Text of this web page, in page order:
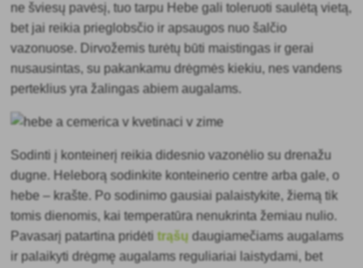
ne šviesų pavėsį, tuo tarpu Hebe gali toleruoti saulėtą vietą,
bet jai reikia prieglobsčio ir apsaugos nuo šalčio
vazonuose. Dirvožemis turėtų būti maistingas ir gerai
nusausintas, su pakankamu drėgmės kiekiu, nes vandens
perteklius yra žalingas abiem augalams.
Sodinti į konteinerį reikia didesnio vazonėlio su drenažu
dugne. Heleborą sodinkite konteinerio centre arba gale, o
hebe – krašte. Po sodinimo gausiai palaistykite, žiemą tik
tomis dienomis, kai temperatūra nenukrinta žemiau nulio.
Pavasarį patartina pridėtitrąšų daugiamečiams augalams
ir palaikyti drėgmę augalams reguliariai laistydami, bet